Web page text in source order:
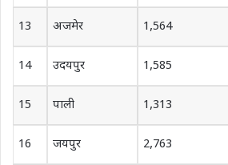
13 अजमेर 1,564
14 उदयपुर 1,585
15 पाली 1,313
16 जयपुर 2,763